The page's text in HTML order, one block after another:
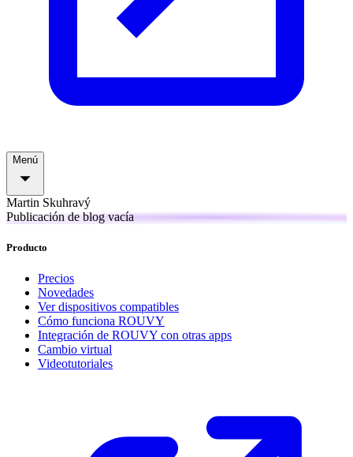
Menú
Martin Skuhravý
Publicación de blog vacía
Producto
Precios
Novedades
Ver dispositivos compatibles
Cómo funciona ROUVY
Integración de ROUVY con otras apps
Cambio virtual
Videotutoriales